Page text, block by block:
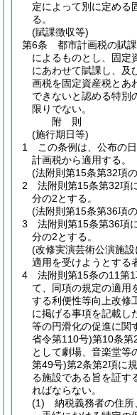
定によって別に定める
る。
(賦課徴収等)
第6条
都市計画税の賦
によるものとし、固定
にあわせて賦課し、及
画税を固定資産税とあ
できないと認める特別
限りでない。
附 則
(施行期日等)
1
この条例は、公布の
計画税から適用する。
(法附則第15条第32項
2
法附則第15条第32項
分の2とする。
(法附則第15条第36項
3
法附則第15条第36項
分の2とする。
(改修実演芸術公演施
適用を受けようとする
4
法附則第15条の11第
て、同項の規定の適用
する利便性等向上改修
に掲げる事項を記載し
等の円滑化の促進に関
省令第110号)第10条第
として劇場、音楽堂等
第49号)第2条第2項に
る施設である旨を証す
ればならない。
(1)
納税義務者の住